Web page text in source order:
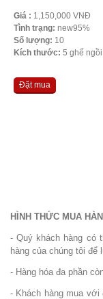
Giá : 1,150,000 VNĐ
Tình trạng: new95%
Số lượng: 10
Kích thước: 5 ghế
Đặt mua
HÌNH THỨC MUA
- Quý khách hàng có
hàng của chúng tôi để
- Hàng hóa đa phần
- Khách hàng mua